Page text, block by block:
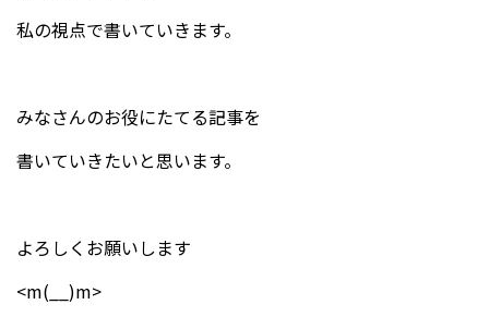
私の視点で書いていきます。
みなさんのお役にたてる記事を
書いていきたいと思います。
よろしくお願いします
<m(__)m>